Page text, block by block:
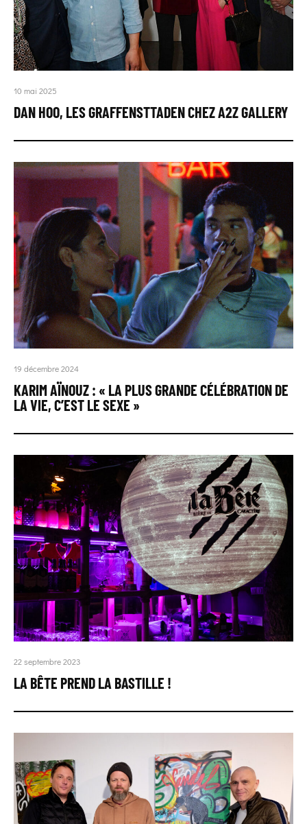
10 mai 2025
DAN HOO, LES GRAFFENSTTADEN CHEZ A2Z GALLERY
19 décembre 2024
KARIM AÏNOUZ : « LA PLUS GRANDE CÉLÉBRATION DE
LA VIE, C’EST LE SEXE »
22 septembre 2023
LA BÊTE PREND LA BASTILLE !